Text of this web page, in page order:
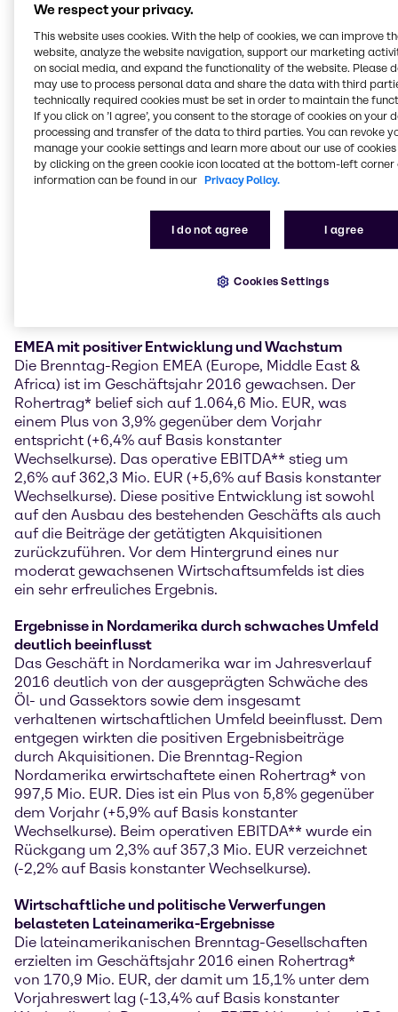
Steven Holland, Vorstandsvorsitzender der Brenntag
AG: „Der Brenntag-Konzern zeigte im Jahr 2016
insgesamt eine positive Entwicklung. Sehr zufrieden
waren wir mit den Ergebnissen in unserer großen
Region EMEA sowie dem Segment Asien Pazifik, wo
wir insbesondere aus dem bestehenden Geschäft
heraus weiter gewachsen sind. Hier zahlen sich die
von uns vorgenommenen Investitionen und
Maßnahmen aus. In Nordamerika hingegen war
unser Geschäft im Berichtsjahr durch die anhaltend
Dynamik in der Region spürbar belastet. Aufgrund
seiner internationalen Aufstellung und breiten
Diversifikation konnte Brenntag das operative
EBITDA dennoch steigern und seine
EMEA mit positiver Entwicklung und Wachstum
Die Brenntag-Region EMEA (Europe, Middle East &
Africa) ist im Geschäftsjahr 2016 gewachsen. Der
Rohertrag* belief sich auf 1.064,6 Mio. EUR, was
einem Plus von 3,9% gegenüber dem Vorjahr
entspricht (+6,4% auf Basis konstanter
Wechselkurse). Das operative EBITDA** stieg um
2,6% auf 362,3 Mio. EUR (+5,6% auf Basis konstanter
Wechselkurse). Diese positive Entwicklung ist sowohl
auf den Ausbau des bestehenden Geschäfts als auch
auf die Beiträge der getätigten Akquisitionen
zurückzuführen. Vor dem Hintergrund eines nur
moderat gewachsenen Wirtschaftsumfelds ist dies
ein sehr erfreuliches Ergebnis.
Ergebnisse in Nordamerika durch schwaches Umfeld
deutlich beeinflusst
Das Geschäft in Nordamerika war im Jahresverlauf
2016 deutlich von der ausgeprägten Schwäche des
Öl- und Gassektors sowie dem insgesamt
verhaltenen wirtschaftlichen Umfeld beeinflusst. Dem
entgegen wirkten die positiven Ergebnisbeiträge
durch Akquisitionen. Die Brenntag-Region
Nordamerika erwirtschaftete einen Rohertrag* von
997,5 Mio. EUR. Dies ist ein Plus von 5,8% gegenüber
dem Vorjahr (+5,9% auf Basis konstanter
Wechselkurse). Beim operativen EBITDA** wurde ein
Rückgang um 2,3% auf 357,3 Mio. EUR verzeichnet
(-2,2% auf Basis konstanter Wechselkurse).
Wirtschaftliche und politische Verwerfungen
belasteten Lateinamerika-Ergebnisse
Die lateinamerikanischen Brenntag-Gesellschaften
erzielten im Geschäftsjahr 2016 einen Rohertrag*
von 170,9 Mio. EUR, der damit um 15,1% unter dem
Vorjahreswert lag (-13,4% auf Basis konstanter
We respect your privacy.
This website uses cookies. With the help of cookies, we can improve
website, analyze the website navigation, support our marketing
on social media, and expand the functionality of the website. Please
may use to process personal data and share the data with third
technically required cookies must be set in order to maintain the
If you click on ’I agree’, you consent to the storage of cookies on your
processing and transfer of the data to third parties. You can revoke
manage your cookie settings and learn more about our use of cookies
by clicking on the green cookie icon located at the bottom-left corner
information can be found in our Privacy Policy.
I do not agree I agree
Cookies Settings